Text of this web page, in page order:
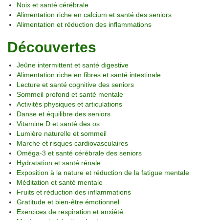
Noix et santé cérébrale
Alimentation riche en calcium et santé des seniors
Alimentation et réduction des inflammations
Découvertes
Jeûne intermittent et santé digestive
Alimentation riche en fibres et santé intestinale
Lecture et santé cognitive des seniors
Sommeil profond et santé mentale
Activités physiques et articulations
Danse et équilibre des seniors
Vitamine D et santé des os
Lumière naturelle et sommeil
Marche et risques cardiovasculaires
Oméga-3 et santé cérébrale des seniors
Hydratation et santé rénale
Exposition à la nature et réduction de la fatigue mentale
Méditation et santé mentale
Fruits et réduction des inflammations
Gratitude et bien-être émotionnel
Exercices de respiration et anxiété